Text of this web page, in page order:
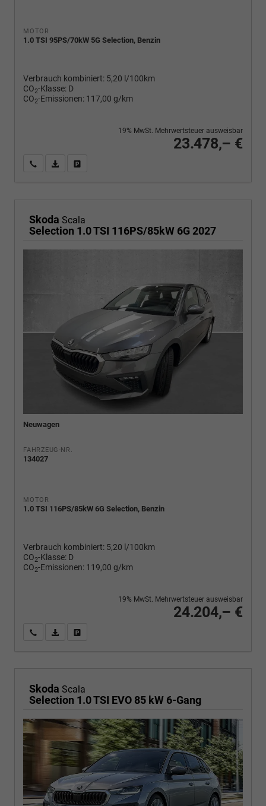
MOTOR
1.0 TSI 95PS/70kW 5G Selection, Benzin
Verbrauch kombiniert: 5,20 l/100km
CO2-Klasse: D
CO2-Emissionen: 117,00 g/km
23.478,– €
19% MwSt. Mehrwertsteuer ausweisbar
Wir rufen Sie anPDF-Fahrzeugexposé drucken
Skoda Scala
Selection 1.0 TSI 116PS/85kW 6G 2027
Neuwagen
FAHRZEUG-NR.
134027
MOTOR
1.0 TSI 116PS/85kW 6G Selection, Benzin
Verbrauch kombiniert: 5,20 l/100km
CO2-Klasse: D
CO2-Emissionen: 119,00 g/km
24.204,– €
19% MwSt. Mehrwertsteuer ausweisbar
Wir rufen Sie anPDF-Fahrzeugexposé drucken
Skoda Scala
Selection 1.0 TSI EVO 85 kW 6-Gang